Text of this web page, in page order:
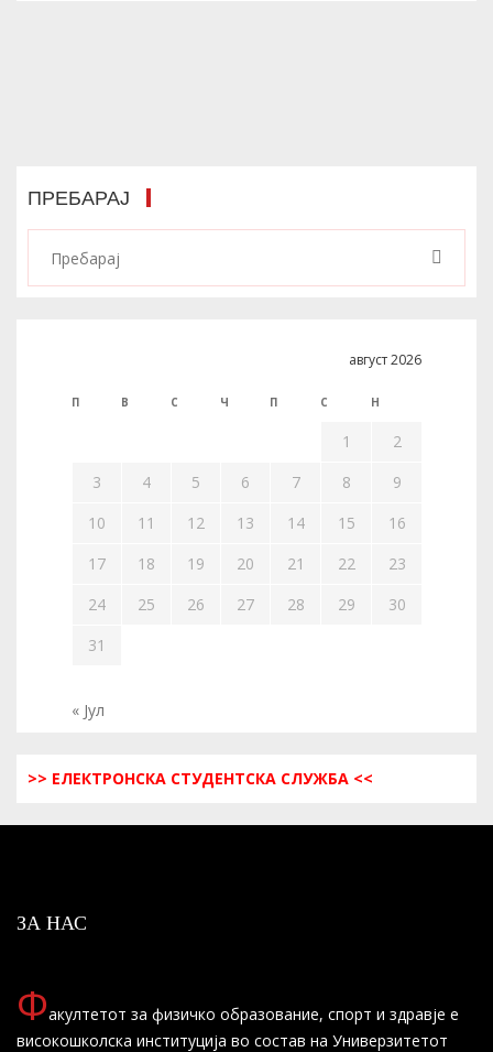
ПРЕБАРАЈ
август 2026
П В С Ч П С Н
1
2
3
4 5 6 7 8
9
10
11 12 13 14 15
16
17
18 19 20 21 22
23
24
25 26 27 28 29
30
31
« Јул
>> ЕЛЕКТРОНСКА СТУДЕНТСКА СЛУЖБА <<
ЗА НАС
Факултетот за физичко образование, спорт и здравје е
високошколска институција во состав на Универзитетот